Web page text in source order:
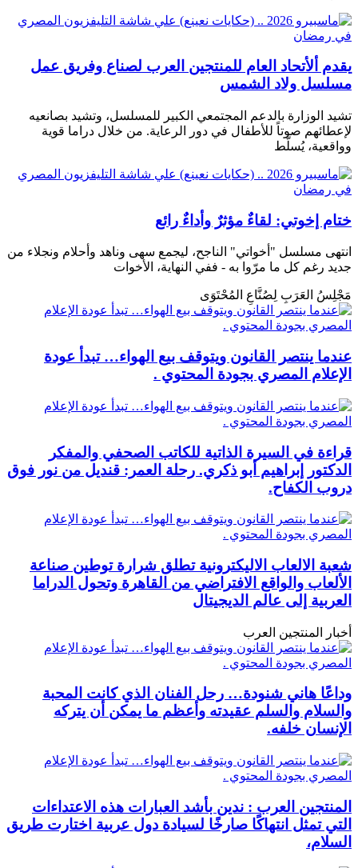
يقدم ألأتحاد العام للمنتجين العرب لصناع وفريق عمل
مسلسل ولاد الشمس
تشيد الوزارة بالدعم المجتمعي الكبير للمسلسل، وتشيد بصانعيه
لإعطائهم صوتاً للأطفال في دور الرعاية. من خلال دراما قوية
وواقعية، يُسلّط
ختام إخوتي: لقاءٌ مؤثرٌ وأداءٌ رائع
انتهى مسلسل "أخواتي" الناجح، ليجمع سهى وناهد وأحلام ونجلاء من
جديد رغم كل ما مرّوا به - ففي النهاية، الأخوات
مَجْلِسُ العَرَبِ لِصُنَّاعِ المُحْتَوَى
عندما ينتصر القانون ويتوقف بيع الهواء… تبدأ عودة
الإعلام المصري بجودة المحتوي .
قراءة في السيرة الذاتية للكاتب الصحفي والمفكر
الدكتور إبراهيم أبو ذكري. رحلة العمر: قنديل من نور فوق
دروب الكفاح.
شعبة الالعاب الاليكترونية تطلق شرارة توطين صناعة
الألعاب والواقع الافتراضي من القاهرة وتحول الدراما
العربية إلى عالم الديجيتال
أخبار المنتجين العرب
وداعًا هاني شنودة… رحل الفنان الذي كانت المحبة
والسلام والسلم عقيدته وأعظم ما يمكن أن يتركه
الإنسان خلفه.
المنتجين العرب : ندين بأشد العبارات هذه الاعتداءات
التي تمثل انتهاكًا صارخًا لسيادة دول عربية اختارت طريق
السلام،